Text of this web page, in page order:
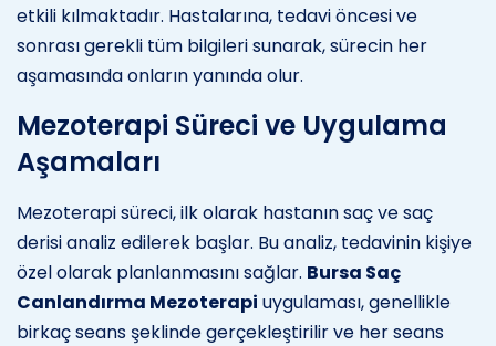
etkili kılmaktadır. Hastalarına, tedavi öncesi ve
sonrası gerekli tüm bilgileri sunarak, sürecin her
aşamasında onların yanında olur.
Mezoterapi Süreci ve Uygulama
Aşamaları
Mezoterapi süreci, ilk olarak hastanın saç ve saç
derisi analiz edilerek başlar. Bu analiz, tedavinin kişiye
özel olarak planlanmasını sağlar. Bursa Saç
Canlandırma Mezoterapi uygulaması, genellikle
birkaç seans şeklinde gerçekleştirilir ve her seans